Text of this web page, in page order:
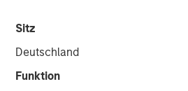
Sitz
Deutschland
Funktion
The Authors
Managing Director